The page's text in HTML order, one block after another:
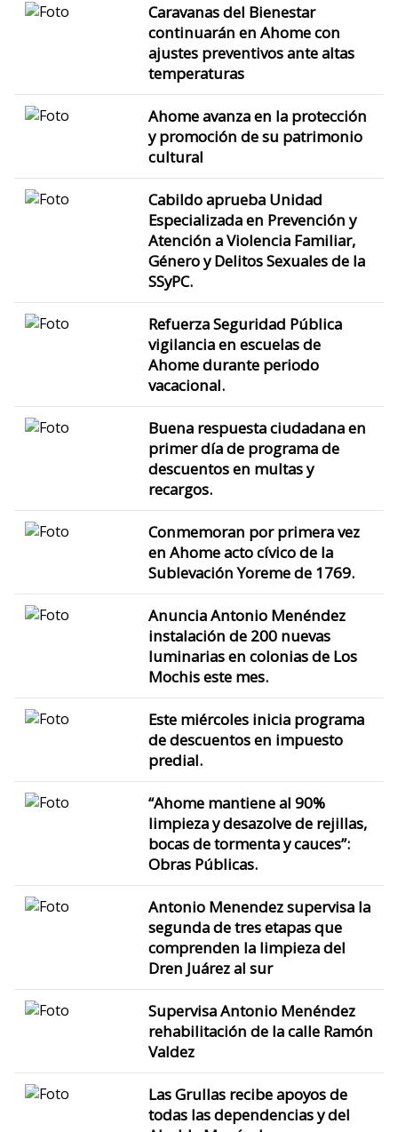
Caravanas del Bienestar
continuarán en Ahome con
ajustes preventivos ante altas
temperaturas
Ahome avanza en la protección
y promoción de su patrimonio
cultural
Cabildo aprueba Unidad
Especializada en Prevención y
Atención a Violencia Familiar,
Género y Delitos Sexuales de la
SSyPC.
Refuerza Seguridad Pública
vigilancia en escuelas de
Ahome durante periodo
vacacional.
Buena respuesta ciudadana en
primer día de programa de
descuentos en multas y
recargos.
Conmemoran por primera vez
en Ahome acto cívico de la
Sublevación Yoreme de 1769.
Anuncia Antonio Menéndez
instalación de 200 nuevas
luminarias en colonias de Los
Mochis este mes.
Este miércoles inicia programa
de descuentos en impuesto
predial.
“Ahome mantiene al 90%
limpieza y desazolve de rejillas,
bocas de tormenta y cauces”:
Obras Públicas.
Antonio Menendez supervisa la
segunda de tres etapas que
comprenden la limpieza del
Dren Juárez al sur
Supervisa Antonio Menéndez
rehabilitación de la calle Ramón
Valdez
Las Grullas recibe apoyos de
todas las dependencias y del